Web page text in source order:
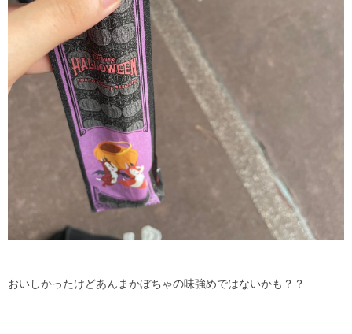
おいしかったけどあんまかぼちゃの味強めではないかも？？